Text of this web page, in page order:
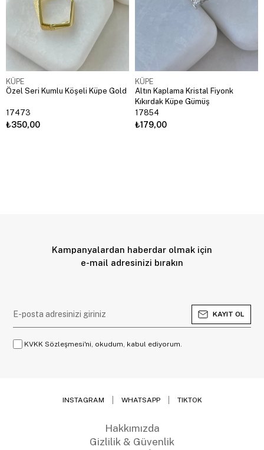
KÜPE
Özel Seri Kumlu Köşeli Küpe Gold
17473
₺350,00
KÜPE
Altın Kaplama Kristal Fiyonk
Kıkırdak Küpe Gümüş
17854
₺179,00
Kampanyalardan haberdar olmak için
e-mail adresinizi bırakın
KAYIT OL
KVKK Sözleşmesi'ni, okudum, kabul ediyorum.
INSTAGRAM WHATSAPP TIKTOK
Hakkımızda
Gizlilik & Güvenlik